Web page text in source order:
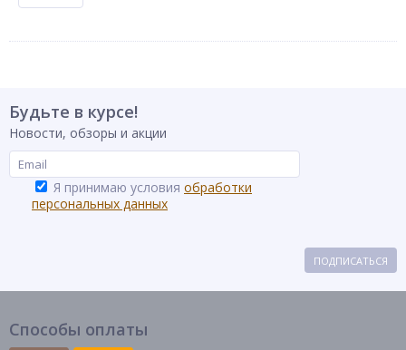
Будьте в курсе!
Новости, обзоры и акции
Я принимаю условия обработки
персональных данных
ПОДПИСАТЬСЯ
Способы оплаты